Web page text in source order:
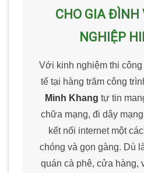
CHO GIA ĐÌNH
NGHIỆP
Với kinh nghiệm thi
tế tại hàng trăm công
Minh Khang tự tin
chữa mạng, đi dây
kết nối internet một
chóng và gọn gàng. Dù
quán cà phê, cửa hàng,